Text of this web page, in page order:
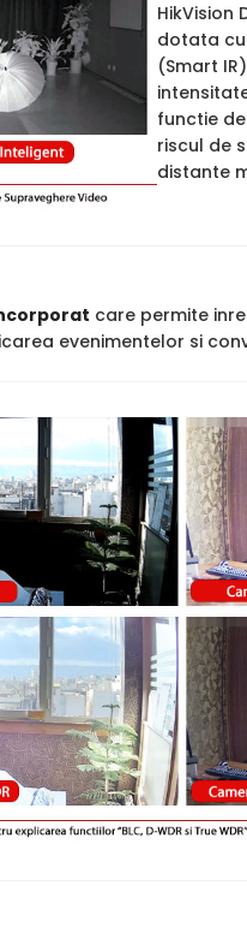
HikVision
dotata
(Smart
functie
riscul de
distante
care permite
evenimentelor si